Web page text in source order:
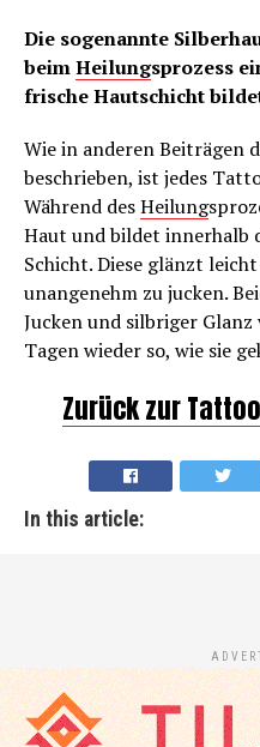
Die sogenannte
beimHeilungsprozess
frische Hautschicht
Wie in anderen Beiträgen
beschrieben, ist jedes
Während desHeilung
Haut und bildet innerhalb
Schicht. Diese glänzt
unangenehm zu jucken.
Jucken und silbriger
Tagen wieder so, wie sie
Zurück zur
In this article: